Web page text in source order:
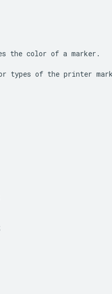
the color of a marker .
types of the printer